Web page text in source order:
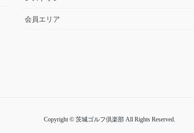
会員エリア
Copyright © 茨城ゴルフ倶楽部 All Rights Reserved.